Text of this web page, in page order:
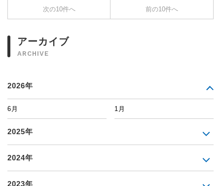
次の10件へ 前の10件へ
アーカイブ
ARCHIVE
2026年
6月 1月
2025年
2024年
2023年